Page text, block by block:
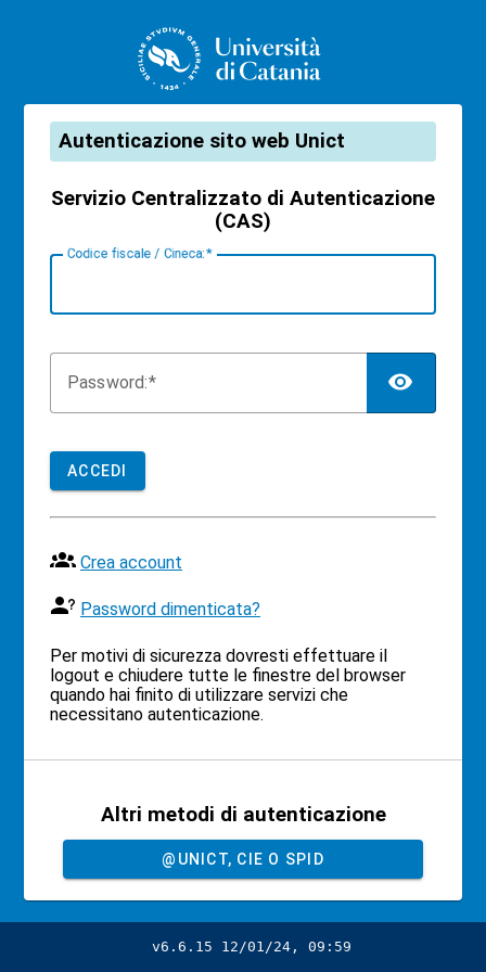
CAS
Autenticazione sito web Unict
Servizio Centralizzato di Autenticazione
(CAS)
Codice fiscale / Cineca:
Password:
ACCEDI
Crea account
Password dimenticata?
Per motivi di sicurezza dovresti effettuare il
logout e chiudere tutte le finestre del browser
quando hai finito di utilizzare servizi che
necessitano autenticazione.
Altri metodi di autenticazione
@UNICT, CIE O SPID
v6.6.15 12/01/24, 09:59